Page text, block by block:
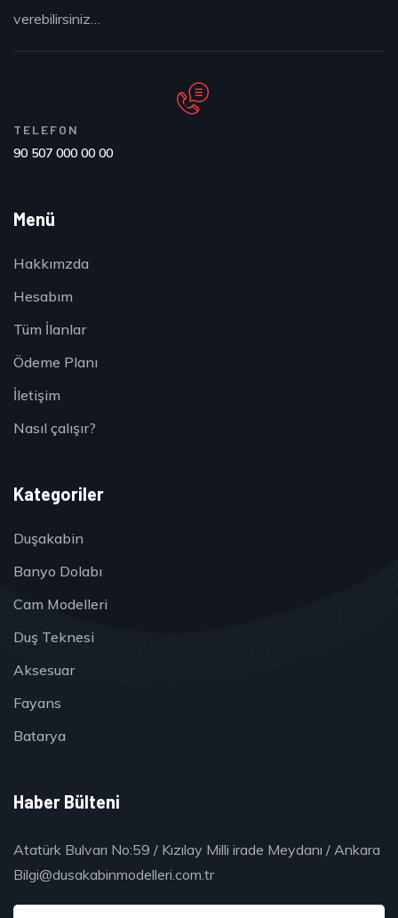
verebilirsiniz…
TELEFON
90 507 000 00 00
Menü
Hakkımzda
Hesabım
Tüm İlanlar
Ödeme Planı
İletişim
Nasıl çalışır?
Kategoriler
Duşakabin
Banyo Dolabı
Cam Modelleri
Duş Teknesi
Aksesuar
Fayans
Batarya
Haber Bülteni
Atatürk Bulvarı No:59 / Kızılay Milli irade Meydanı / Ankara
Bilgi@dusakabinmodelleri.com.tr